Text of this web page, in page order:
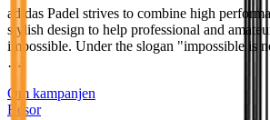
adidas Padel strives to combine high
stylish design to help professional and
impossible. Under the slogan "impossible is
…
Om kampanjen
Resor